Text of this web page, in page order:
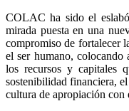
COLAC ha sido el
mirada puesta en una
compromiso de fortalecer
el ser humano,
los recursos y capitales
sostenibilidad financiera,
cultura de apropiación con